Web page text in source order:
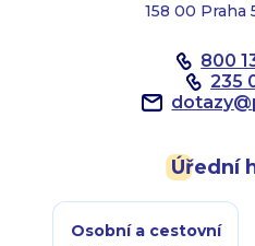
158 00 Praha
800
235
dotazy@
Úřední
Osobní a cestovní